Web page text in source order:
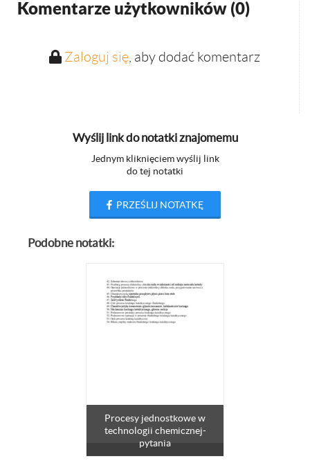
Komentarze użytkowników (0)
Zaloguj się, aby dodać komentarz
Wyślij link do notatki znajomemu
Jednym kliknięciem wyślij link
do tej notatki
PRZEŚLIJ NOTATKĘ
Podobne notatki:
Procesy jednostkowe w
technologii chemicznej-
pytania